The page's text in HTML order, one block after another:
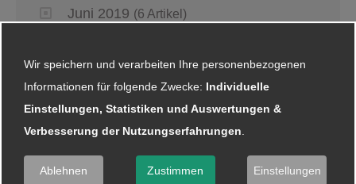
Juni 2019 (6 Artikel)
April 2019 (4 Artikel)
März 2019 (6 Artikel)
Januar 2019 (5 Artikel)
Wir speichern und verarbeiten Ihre personenbezogenen
Informationen für folgende Zwecke: Individuelle
Einstellungen, Statistiken und Auswertungen &
Verbesserung der Nutzungserfahrungen
Ablehnen Zustimmen Einstellungen